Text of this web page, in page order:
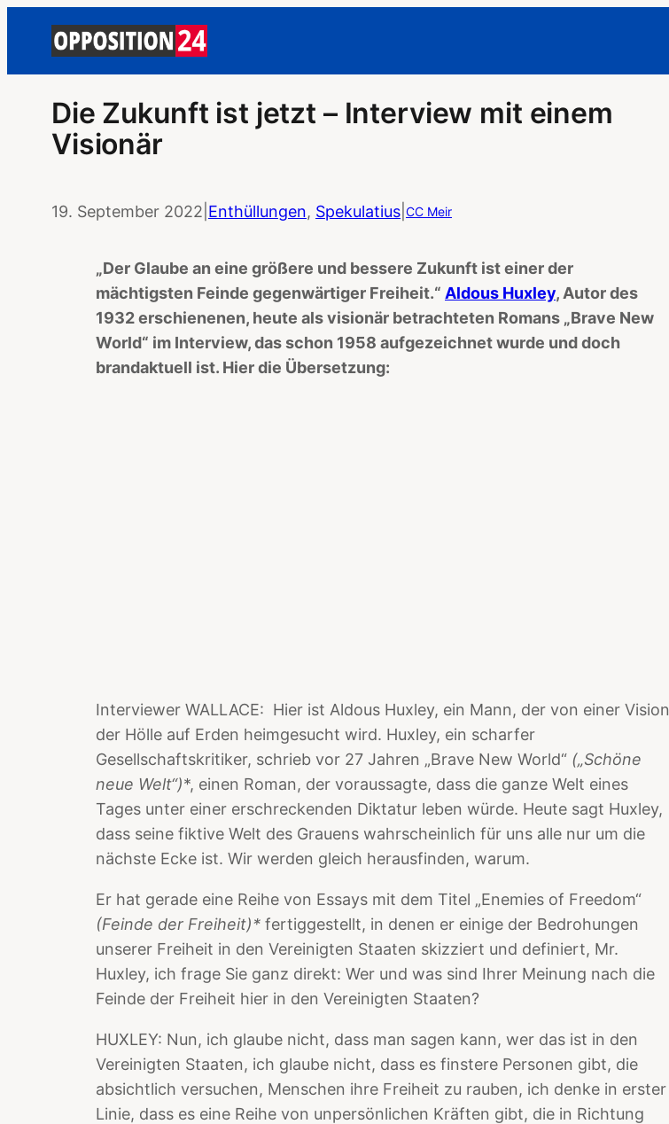
Die Zukunft ist jetzt – Interview mit einem
Visionär
19. September 2022 Enthüllungen, Spekulatius CC Meir
„Der Glaube an eine größere und bessere Zukunft ist einer der
mächtigsten Feinde gegenwärtiger Freiheit.“ Aldous Huxley, Autor des
1932 erschienenen, heute als visionär betrachteten Romans „Brave New
World“ im Interview, das schon 1958 aufgezeichnet wurde und doch
brandaktuell ist. Hier die Übersetzung:
Interviewer WALLACE: Hier ist Aldous Huxley, ein Mann, der von einer Vision
der Hölle auf Erden heimgesucht wird. Huxley, ein scharfer
Gesellschaftskritiker, schrieb vor 27 Jahren „Brave New World“ („Schöne
neue Welt“)*, einen Roman, der voraussagte, dass die ganze Welt eines
Tages unter einer erschreckenden Diktatur leben würde. Heute sagt Huxley,
dass seine fiktive Welt des Grauens wahrscheinlich für uns alle nur um die
nächste Ecke ist. Wir werden gleich herausfinden, warum.
Er hat gerade eine Reihe von Essays mit dem Titel „Enemies of Freedom“
(Feinde der Freiheit)* fertiggestellt, in denen er einige der Bedrohungen
unserer Freiheit in den Vereinigten Staaten skizziert und definiert, Mr.
Huxley, ich frage Sie ganz direkt: Wer und was sind Ihrer Meinung nach die
Feinde der Freiheit hier in den Vereinigten Staaten?
HUXLEY: Nun, ich glaube nicht, dass man sagen kann, wer das ist in den
Vereinigten Staaten, ich glaube nicht, dass es finstere Personen gibt, die
absichtlich versuchen, Menschen ihre Freiheit zu rauben, ich denke in erster
Linie, dass es eine Reihe von unpersönlichen Kräften gibt, die in Richtung